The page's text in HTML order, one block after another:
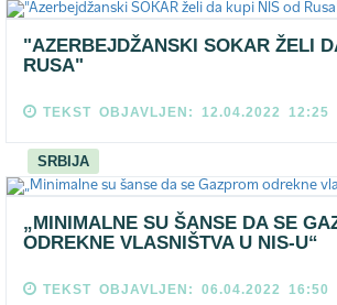
"AZERBEJDŽANSKI SOKAR ŽELI
RUSA"
TEKST OBJAVLJEN: 12.04.2022 12:25
SRBIJA
„MINIMALNE SU ŠANSE DA SE
ODREKNE VLASNIŠTVA U NIS-U“
TEKST OBJAVLJEN: 06.04.2022 16:50